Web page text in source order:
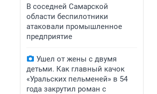
В соседней Самарской
области беспилотники
атаковали промышленное
предприятие
Ушел от жены с двумя
детьми. Как главный качок
«Уральских пельменей» в 54
года закрутил роман с